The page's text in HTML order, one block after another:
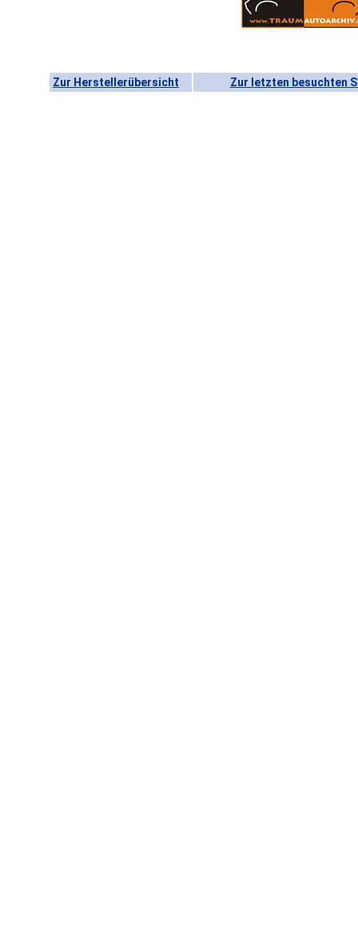
Zur Herstellerübersicht Zur letzten besuchten